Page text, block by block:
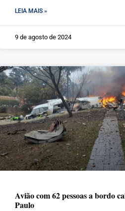
LEIA MAIS »
9 de agosto de 2024
Avião com 62 pessoas a bordo
Paulo